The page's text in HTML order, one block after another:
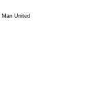
Man United